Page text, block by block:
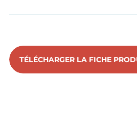
TÉLÉCHARGER LA FICHE